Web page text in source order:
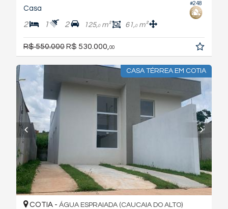
#248
Casa
2 1 2 125,0m² 61,0m²
R$ 550.000R$ 530.000, 00
CASA TÉRREA EM COTIA
COTIA - ÁGUA ESPRAIADA (CAUCAIA DO ALTO)